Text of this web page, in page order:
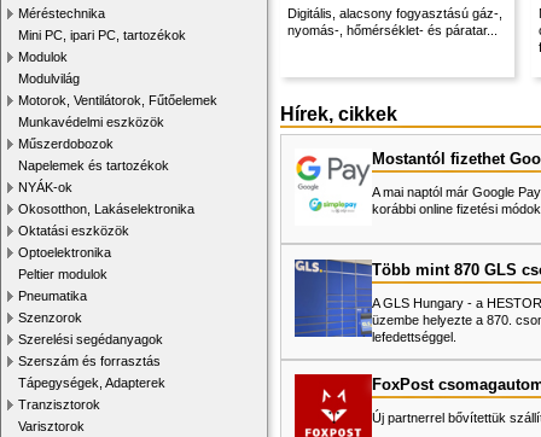
Méréstechnika
Mini PC, ipari PC, tartozékok
Modulok
Modulvilág
Motorok, Ventilátorok, Fűtőelemek
Munkavédelmi eszközök
Műszerdobozok
Napelemek és tartozékok
NYÁK-ok
Okosotthon, Lakáselektronika
Oktatási eszközök
Optoelektronika
Peltier modulok
Pneumatika
Szenzorok
Szerelési segédanyagok
Szerszám és forrasztás
Tápegységek, Adapterek
Tranzisztorok
Varisztorok
Digitális, alacsony fogyasztású gáz-,
nyomás-, hőmérséklet- és páratar...
Hírek, cikkek
Mostantól fizethet
A mai naptól már Google
korábbi online fizetési
Több mint 870 GLS
A GLS Hungary - a
üzembe helyezte a 870.
lefedettséggel.
FoxPost
Új partnerrel bővítettük